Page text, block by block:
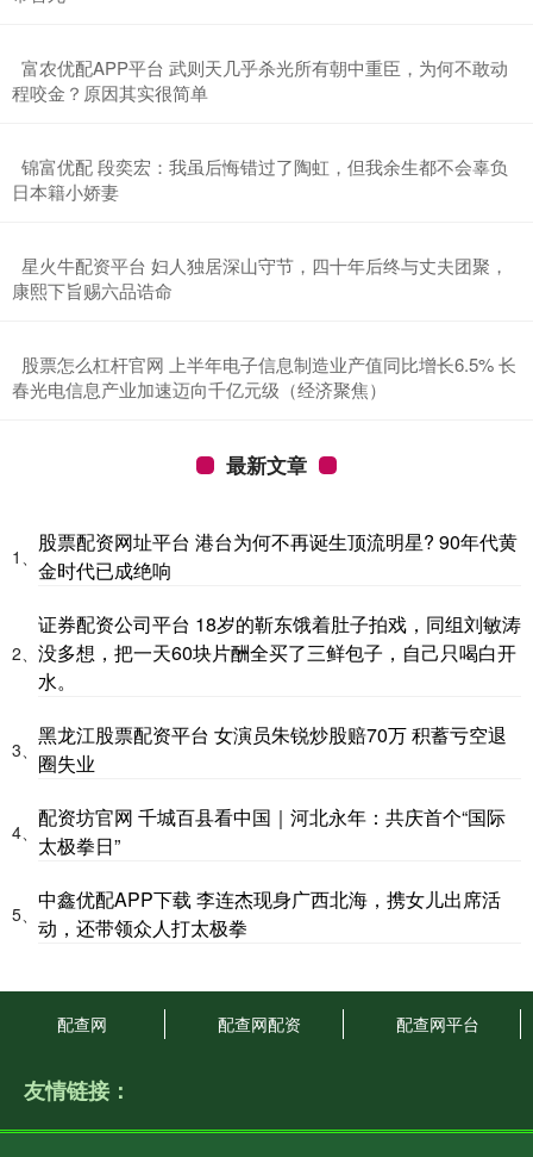
​富农优配APP平台 武则天几乎杀光所有朝中重臣，为何不敢动
程咬金？原因其实很简单
​锦富优配 段奕宏：我虽后悔错过了陶虹，但我余生都不会辜负
日本籍小娇妻
​星火牛配资平台 妇人独居深山守节，四十年后终与丈夫团聚，
康熙下旨赐六品诰命
​股票怎么杠杆官网 上半年电子信息制造业产值同比增长6.5% 长
春光电信息产业加速迈向千亿元级（经济聚焦）
最新文章
1、
股票配资网址平台 港台为何不再诞生顶流明星? 90年代黄
金时代已成绝响
2、
证券配资公司平台 18岁的靳东饿着肚子拍戏，同组刘敏涛
没多想，把一天60块片酬全买了三鲜包子，自己只喝白开
水。
3、
黑龙江股票配资平台 女演员朱锐炒股赔70万 积蓄亏空退
圈失业
4、
配资坊官网 千城百县看中国｜河北永年：共庆首个“国际
太极拳日”
5、
中鑫优配APP下载 李连杰现身广西北海，携女儿出席活
动，还带领众人打太极拳
配查网 配查网配资 配查网平台
友情链接：